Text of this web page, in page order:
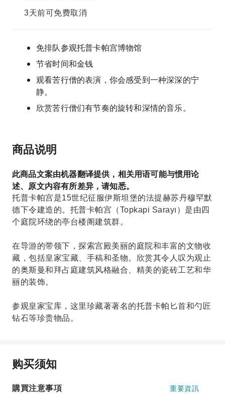
3天前可免费取消
免排队参观托普卡帕宫博物馆
节省时间和金钱
观看苦行僧的表演，你会感受到一种深深的宁
静。
欣赏苦行僧们有节奏的旋转和深情的音乐。
商品说明
此商品文案由机器翻译提供，相关用语可能与惯用论
述、原文内容有所差异，请知悉。
托普卡帕宫是15世纪征服伊斯坦堡的法提赫苏丹穆罕默
德下令建造的。托普卡帕宫（Topkapi Sarayı）是由四
个庭院环绕的亭台楼阁建筑群。
在导游的带领下，探索宫殿美丽的庭院和丰富的文物收
藏，包括皇家宝藏、手稿和圣物。欣赏其令人叹为观止
的奥斯曼和拜占庭建筑风格融合、精美的瓷砖工艺和华
丽的装饰。
参观皇家宝库，这里珍藏著著名的托普卡帕匕首和勺匠
钻石等珍贵物品。
购买须知
購買注意事項 重要資訊